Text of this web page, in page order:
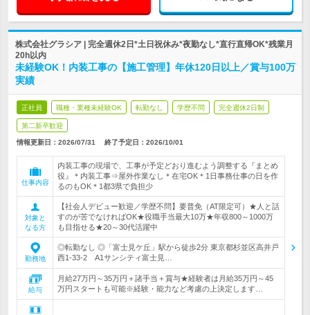
株式会社グラシア | 完全週休2日*土日祝休み*夜勤なし*直行直帰OK*残業月
20h以内
未経験OK！内装工事の【施工管理】年休120日以上／賞与100万
実績
正社員 職種・業種未経験OK 転勤なし 学歴不問 完全週休2日制
第二新卒歓迎
情報更新日：2026/07/31 終了予定日： 2026/10/01
仕事内容
内装工事の現場で、工事が予定どおり進むよう調整する『まとめ
役』＊内装工事⇒屋外作業なし＊在宅OK＊1日事務仕事の日を作
るのもOK＊1都3県で負担少
対象と
なる方
【社会人デビュー歓迎／学歴不問】要普免（AT限定可）★人と話
すのが苦でなければOK★役職手当最大10万★年収800～1000万
も目指せる★20～30代活躍中
勤務地
◎転勤なし ◎「富士見ケ丘」駅から徒歩2分 東京都杉並区高井戸
西1-33-2 A1サンシティ富士見…
給与
月給27万円～35万円＋諸手当＋賞与★経験者は月給35万円～45
万円スタートも可能※経験・能力など考慮の上決定します…